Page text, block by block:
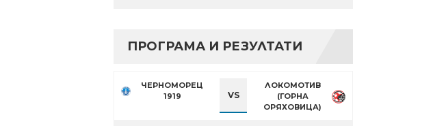
ПРОГРАМА И РЕЗУЛТАТИ
ЧЕРНОМОРЕЦ
1919
VS
ЛОКОМОТИВ
(ГОРНА
ОРЯХОВИЦА)